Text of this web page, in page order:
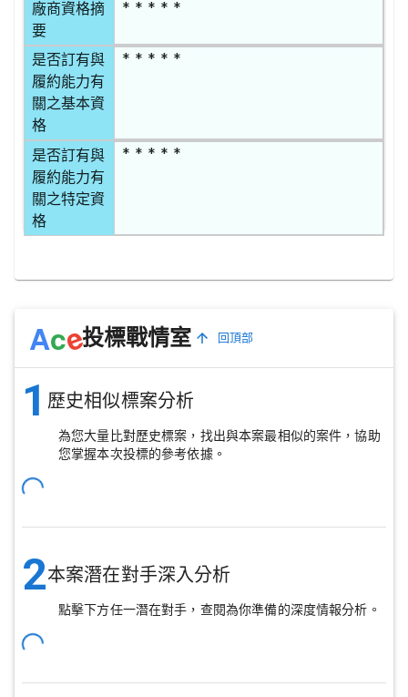
廠商資格摘
要
* * * * *
是否訂有與
履約能力有
關之基本資
格
* * * * *
是否訂有與
履約能力有
關之特定資
格
* * * * *
Ace投標戰情室 回頂部
1 歷史相似標案分析
為您大量比對歷史標案，找出與本案最相似的案件，協助
您掌握本次投標的參考依據。
2本案潛在對手深入分析
點擊下方任一潛在對手，查閱為你準備的深度情報分析。